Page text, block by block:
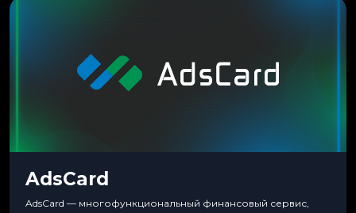
AdsCard
AdsCard — многофункциональный финансовый сервис,